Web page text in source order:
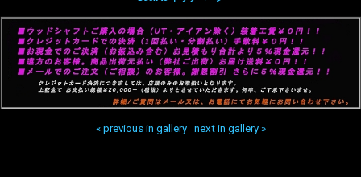
« previous in gallery next in gallery »